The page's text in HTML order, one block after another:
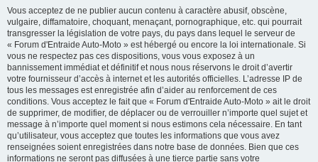
Vous acceptez de ne publier aucun contenu à caractère abusif, obscène,
vulgaire, diffamatoire, choquant, menaçant, pornographique, etc. qui pourrait
transgresser la législation de votre pays, du pays dans lequel le serveur de
« Forum d'Entraide Auto-Moto » est hébergé ou encore la loi internationale. Si
vous ne respectez pas ces dispositions, vous vous exposez à un
bannissement immédiat et définitif et nous nous réservons le droit d’avertir
votre fournisseur d’accès à internet et les autorités officielles. L’adresse IP de
tous les messages est enregistrée afin d’aider au renforcement de ces
conditions. Vous acceptez le fait que « Forum d'Entraide Auto-Moto » ait le droit
de supprimer, de modifier, de déplacer ou de verrouiller n’importe quel sujet et
message à n’importe quel moment si nous estimons cela nécessaire. En tant
qu’utilisateur, vous acceptez que toutes les informations que vous avez
renseignées soient enregistrées dans notre base de données. Bien que ces
informations ne seront pas diffusées à une tierce partie sans votre